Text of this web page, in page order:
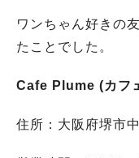
ワンちゃん好きの
たことでした。
Cafe Plume (カフ
住所：大阪府堺市